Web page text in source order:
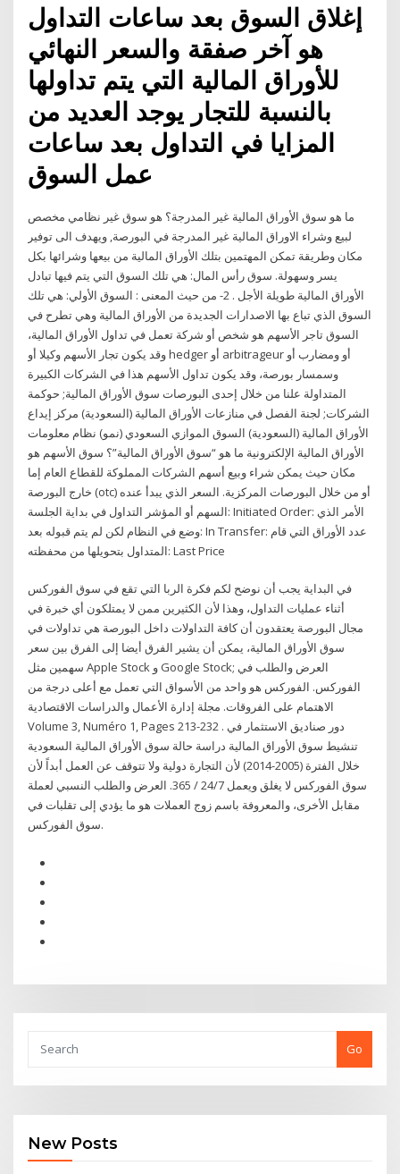
إغلاق السوق بعد ساعات التداول
هو آخر صفقة والسعر النهائي
للأوراق المالية التي يتم تداولها
بالنسبة للتجار يوجد العديد من
المزايا في التداول بعد ساعات
ما هو سوق الأوراق المالية غير المدرجة؟ هو سوق غير نظامي مخصص
لبيع وشراء الاوراق المالية غير المدرجة في البورصة, ويهدف الى توفير
مكان وطريقة تمكن المهتمين بتلك الأوراق المالية من بيعها وشرائها بكل
يسر وسهولة. سوق رأس المال: هي تلك السوق التي يتم فيها تبادل
الأوراق المالية طويلة الأجل . 2- من حيث المعنى : السوق الأولي: هي تلك
السوق الذي تباع بها الاصدارات الجديدة من الأوراق المالية وهي تطرح في
السوق تاجر الأسهم هو شخص أو شركة تعمل في تداول الأوراق المالية،
وقد يكون تجار الأسهم وكيلا أو hedger أو arbitrageur أو ومضارب أو
وسمسار بورصة، وقد يكون تداول الأسهم هذا في الشركات الكبيرة
المتداولة علنا من خلال إحدى البورصات سوق الأوراق المالية; حوكمة
الشركات; لجنة الفصل في منازعات الأوراق المالية (السعودية) مركز إيداع
الأوراق المالية (السعودية) السوق الموازي السعودي (نمو) نظام معلومات
الأوراق المالية الإلكترونية ما هو “سوق الأوراق المالية”؟ سوق الأسهم هو
مكان حيث يمكن شراء وبيع أسهم الشركات المملوكة للقطاع العام إما
خارج البورصة (otc) أو من خلال البورصات المركزية. السعر الذي يبدأ عنده
السهم أو المؤشر التداول في بداية الجلسة: Initiated Order: الأمر الذي
وضع في النظام لكن لم يتم قبوله بعد: In Transfer: عدد الأوراق التي قام
المتداول بتحويلها من محفظته: Last Price
في البداية يجب أن نوضح لكم فكرة الربا التي تقع في سوق الفوركس
أثناء عمليات التداول، وهذا لأن الكثيرين ممن لا يمتلكون أي خبرة في
مجال البورصة يعتقدون أن كافة التداولات داخل البورصة هي تداولات في
سوق الأوراق المالية، يمكن أن يشير الفرق أيضا إلى الفرق بين سعر
سهمين مثل Apple Stock و Google Stock; العرض والطلب في
الفوركس. الفوركس هو واحد من الأسواق التي تعمل مع أعلى درجة من
الاهتمام على الفروقات. مجلة إدارة الأعمال والدراسات الاقتصادية
Volume 3, Numéro 1, Pages 213-232 . دور صناديق الاستثمار في
تنشيط سوق الأوراق المالية دراسة حالة سوق الأوراق المالية السعودية
خلال الفترة (2005-2014) لأن التجارة دولية ولا تتوقف عن العمل أبداً لأن
سوق الفوركس لا يغلق ويعمل 24/7 / 365. العرض والطلب النسبي لعملة
مقابل الأخرى، والمعروفة باسم زوج العملات هو ما يؤدي إلى تقلبات في
سوق الفوركس.
Go
New Posts